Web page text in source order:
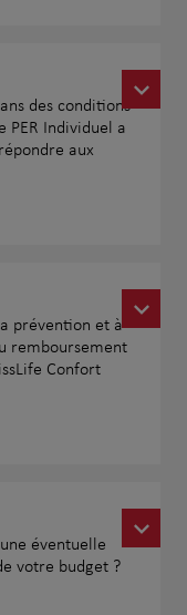
des conditions
PER Individuel a
aux
prévention et à
remboursement
Confort
éventuelle
votre budget ?